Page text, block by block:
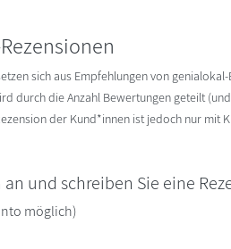
sich aus Empfehlungen von
durch die Anzahl Bewertungen geteilt
der Kund*innen ist jedoch nur mit
an und schreiben Sie eine
möglich)